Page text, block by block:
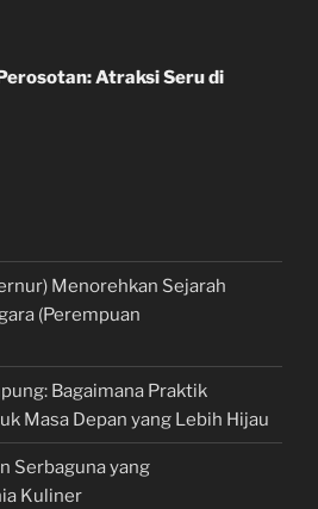
Atraksi Seru di
Menorehkan Sejarah
(Perempuan
Bagaimana Praktik
Masa Depan yang Lebih Hijau
Serbaguna yang
Kuliner